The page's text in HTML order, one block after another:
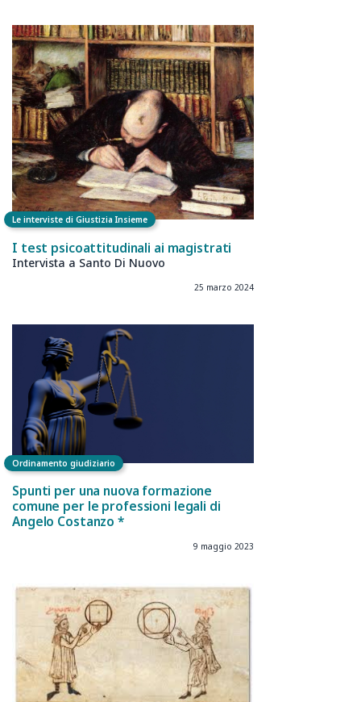
Le interviste di Giustizia Insieme
I test psicoattitudinali ai magistrati
Intervista a Santo Di Nuovo
25 marzo 2024
Ordinamento giudiziario
Spunti per una nuova formazione
comune per le professioni legali di
Angelo Costanzo *
9 maggio 2023